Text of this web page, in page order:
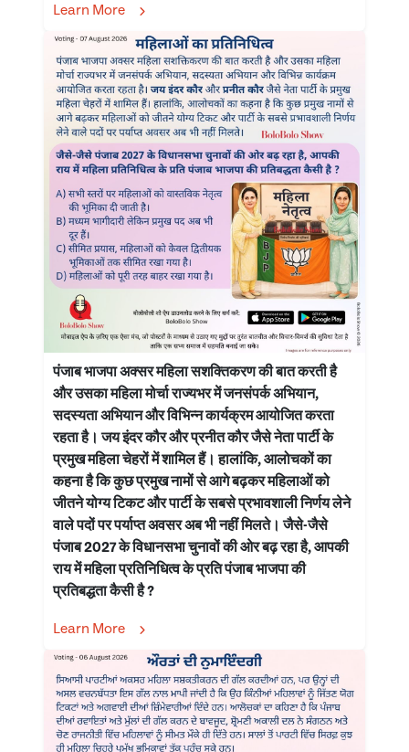
Learn More
पंजाब भाजपा अक्सर महिला सशक्तिकरण की बात करती है
और उसका महिला मोर्चा राज्यभर में जनसंपर्क अभियान,
सदस्यता अभियान और विभिन्न कार्यक्रम आयोजित करता
रहता है। जय इंदर कौर और प्रनीत कौर जैसे नेता पार्टी के
प्रमुख महिला चेहरों में शामिल हैं। हालांकि, आलोचकों का
कहना है कि कुछ प्रमुख नामों से आगे बढ़कर महिलाओं को
जीतने योग्य टिकट और पार्टी के सबसे प्रभावशाली निर्णय लेने
वाले पदों पर पर्याप्त अवसर अब भी नहीं मिलते। जैसे-जैसे
पंजाब 2027 के विधानसभा चुनावों की ओर बढ़ रहा है, आपकी
राय में महिला प्रतिनिधित्व के प्रति पंजाब भाजपा की
प्रतिबद्धता कैसी है ?
Learn More